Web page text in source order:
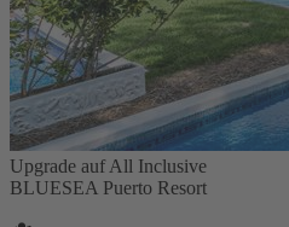
Upgrade auf All Inclusive
BLUESEA Puerto Resort